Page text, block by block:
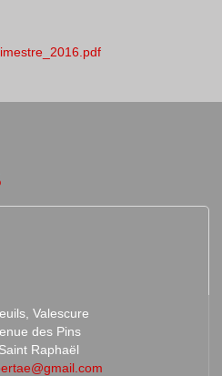
Valescure
des Pins
Raphaël